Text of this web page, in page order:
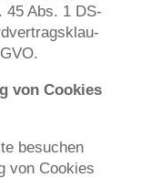
45 Abs. 1 DS-
von Coo­kies
besu­chen
von Coo­kies